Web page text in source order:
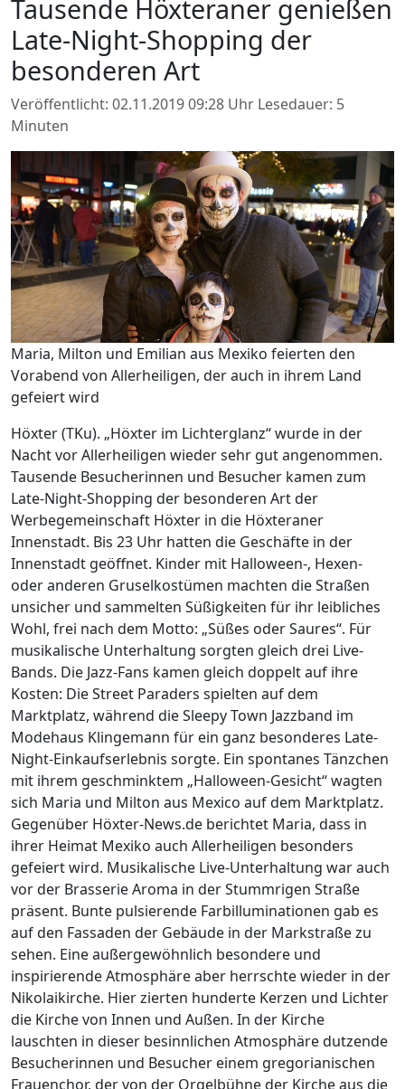
Tausende Höxteraner genießen
Late-Night-Shopping der
besonderen Art
Veröffentlicht: 02.11.2019 09:28 Uhr Lesedauer: 5
Minuten
Maria, Milton und Emilian aus Mexiko feierten den
Vorabend von Allerheiligen, der auch in ihrem Land
gefeiert wird
Höxter (TKu). „Höxter im Lichterglanz“ wurde in der
Nacht vor Allerheiligen wieder sehr gut angenommen.
Tausende Besucherinnen und Besucher kamen zum
Late-Night-Shopping der besonderen Art der
Werbegemeinschaft Höxter in die Höxteraner
Innenstadt. Bis 23 Uhr hatten die Geschäfte in der
Innenstadt geöffnet. Kinder mit Halloween-, Hexen-
oder anderen Gruselkostümen machten die Straßen
unsicher und sammelten Süßigkeiten für ihr leibliches
Wohl, frei nach dem Motto: „Süßes oder Saures“. Für
musikalische Unterhaltung sorgten gleich drei Live-
Bands. Die Jazz-Fans kamen gleich doppelt auf ihre
Kosten: Die Street Paraders spielten auf dem
Marktplatz, während die Sleepy Town Jazzband im
Modehaus Klingemann für ein ganz besonderes Late-
Night-Einkaufserlebnis sorgte. Ein spontanes Tänzchen
mit ihrem geschminktem „Halloween-Gesicht“ wagten
sich Maria und Milton aus Mexico auf dem Marktplatz.
Gegenüber Höxter-News.de berichtet Maria, dass in
ihrer Heimat Mexiko auch Allerheiligen besonders
gefeiert wird. Musikalische Live-Unterhaltung war auch
vor der Brasserie Aroma in der Stummrigen Straße
präsent. Bunte pulsierende Farbilluminationen gab es
auf den Fassaden der Gebäude in der Markstraße zu
sehen. Eine außergewöhnlich besondere und
inspirierende Atmosphäre aber herrschte wieder in der
Nikolaikirche. Hier zierten hunderte Kerzen und Lichter
die Kirche von Innen und Außen. In der Kirche
lauschten in dieser besinnlichen Atmosphäre dutzende
Besucherinnen und Besucher einem gregorianischen
Frauenchor, der von der Orgelbühne der Kirche aus die